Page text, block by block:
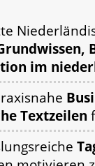
im
Textzeilen